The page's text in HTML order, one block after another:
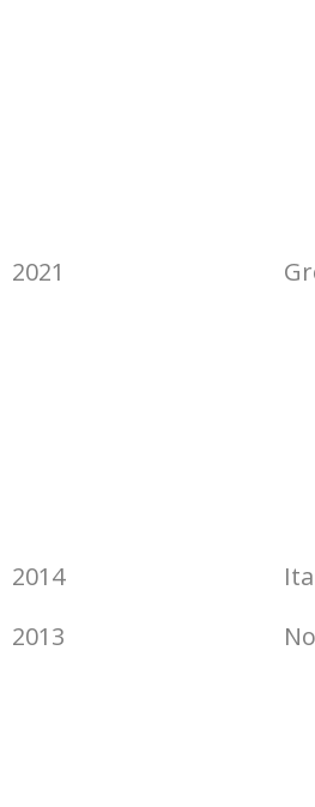
2021
2014
2013